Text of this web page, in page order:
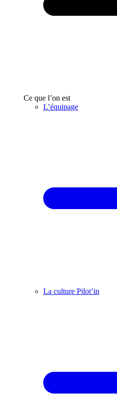
Ce que l’on est
L’équipage
La culture Pilot’in